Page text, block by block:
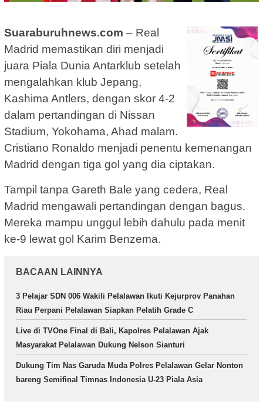
Suaraburuhnews.com – Real
Madrid memastikan diri menjadi
juara Piala Dunia Antarklub setelah
mengalahkan klub Jepang,
Kashima Antlers, dengan skor 4-2
dalam pertandingan di Nissan
Stadium, Yokohama, Ahad malam.
Cristiano Ronaldo menjadi penentu kemenangan
Madrid dengan tiga gol yang dia ciptakan.
Tampil tanpa Gareth Bale yang cedera, Real
Madrid mengawali pertandingan dengan bagus.
Mereka mampu unggul lebih dahulu pada menit
ke-9 lewat gol Karim Benzema.
BACAAN LAINNYA
3 Pelajar SDN 006 Wakili Pelalawan Ikuti Kejurprov Panahan
Riau Perpani Pelalawan Siapkan Pelatih Grade C
Live di TVOne Final di Bali, Kapolres Pelalawan Ajak
Masyarakat Pelalawan Dukung Nelson Sianturi
Dukung Tim Nas Garuda Muda Polres Pelalawan Gelar Nonton
bareng Semifinal Timnas Indonesia U-23 Piala Asia